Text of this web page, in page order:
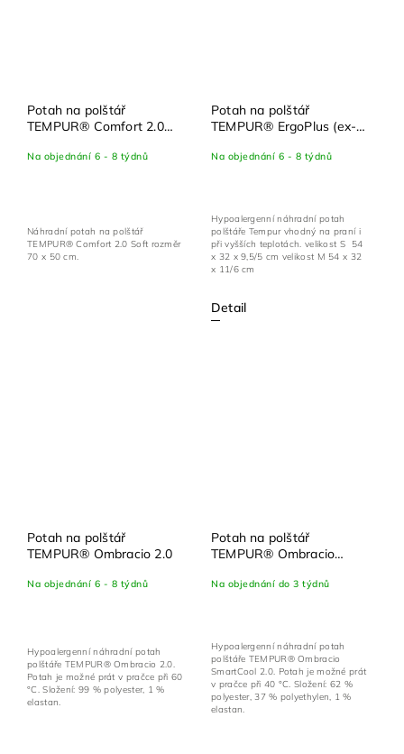
Potah na polštář
TEMPUR® Comfort 2.0
Na objednání 6 - 8 týdnů
Náhradní potah na polštář
TEMPUR® Comfort 2.0 Soft rozměr
70 x 50 cm.
Potah na polštář
TEMPUR® ErgoPlus (ex-
Na objednání 6 - 8 týdnů
Detail
Hypoalergenní náhradní potah
polštáře Tempur vhodný na praní i
při vyšších teplotách. velikost S 54
x 32 x 9,5/5 cm velikost M 54 x 32
x 11/6 cm
Potah na polštář
TEMPUR® Ombracio 2.0
Na objednání 6 - 8 týdnů
Hypoalergenní náhradní potah
polštáře TEMPUR® Ombracio 2.0.
Potah je možné prát v pračce při 60
°C. Složení: 99 % polyester, 1 %
elastan.
Potah na polštář
TEMPUR® Ombracio
Na objednání do 3 týdnů
Hypoalergenní náhradní potah
polštáře TEMPUR® Ombracio
SmartCool 2.0. Potah je možné prát
v pračce při 40 °C. Složení: 62 %
polyester, 37 % polyethylen, 1 %
elastan.